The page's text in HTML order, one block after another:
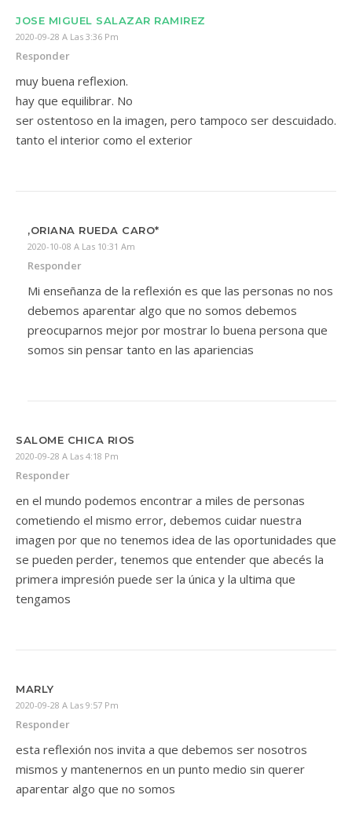
JOSE MIGUEL SALAZAR RAMIREZ
2020-09-28 A Las 3:36 Pm
Responder
muy buena reflexion.
hay que equilibrar. No
ser ostentoso en la imagen, pero tampoco ser descuidado.
tanto el interior como el exterior
,ORIANA RUEDA CARO*
2020-10-08 A Las 10:31 Am
Responder
Mi enseñanza de la reflexión es que las personas no nos
debemos aparentar algo que no somos debemos
preocuparnos mejor por mostrar lo buena persona que
somos sin pensar tanto en las apariencias
SALOME CHICA RIOS
2020-09-28 A Las 4:18 Pm
Responder
en el mundo podemos encontrar a miles de personas
cometiendo el mismo error, debemos cuidar nuestra
imagen por que no tenemos idea de las oportunidades que
se pueden perder, tenemos que entender que abecés la
primera impresión puede ser la única y la ultima que
tengamos
MARLY
2020-09-28 A Las 9:57 Pm
Responder
esta reflexión nos invita a que debemos ser nosotros
mismos y mantenernos en un punto medio sin querer
aparentar algo que no somos